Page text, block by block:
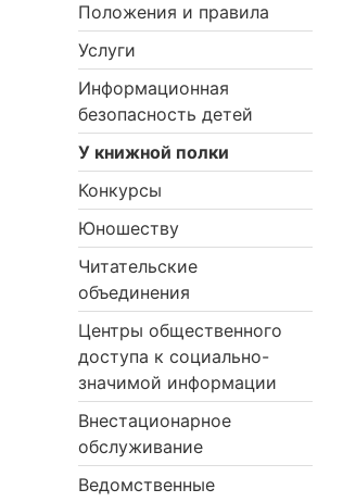
Положения и правила
Услуги
Информационная
безопасность детей
У книжной полки
Конкурсы
Юношеству
Читательские
объединения
Центры общественного
доступа к социально-
значимой информации
Внестационарное
обслуживание
Ведомственные